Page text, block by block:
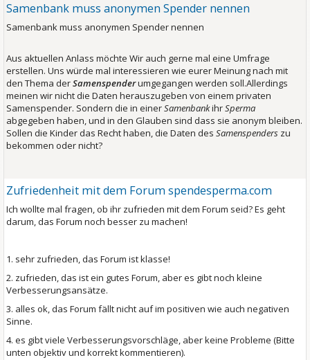
Samenbank muss anonymen Spender nennen
Samenbank muss anonymen Spender nennen
Aus aktuellen Anlass möchte Wir auch gerne mal eine Umfrage
erstellen. Uns würde mal interessieren wie eurer Meinung nach mit
den Thema derSamenspenderumgegangen werden soll.Allerdings
meinen wir nicht die Daten herauszugeben von einem privaten
Samenspender. Sondern die in einerSamenbankihrSperma
abgegeben haben, und in den Glauben sind dass sie anonym bleiben.
Sollen die Kinder das Recht haben, die Daten des Samenspenders zu
bekommen oder nicht?
Zufriedenheit mit dem Forum spendesperma.com
Ich wollte mal fragen, ob ihr zufrieden mit dem Forum seid? Es geht
darum, das Forum noch besser zu machen!
1. sehr zufrieden, das Forum ist klasse!
2. zufrieden, das ist ein gutes Forum, aber es gibt noch kleine
Verbesserungsansätze.
3. alles ok, das Forum fällt nicht auf im positiven wie auch negativen
Sinne.
4. es gibt viele Verbesserungsvorschläge, aber keine Probleme (Bitte
unten objektiv und korrekt kommentieren).